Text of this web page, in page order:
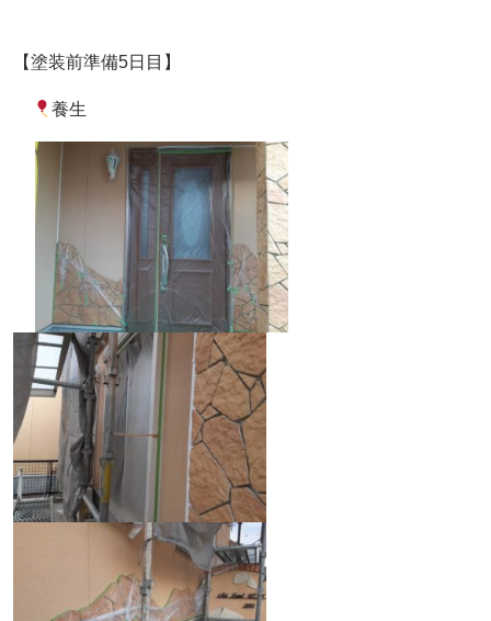
【塗装前準備5日目】
養生